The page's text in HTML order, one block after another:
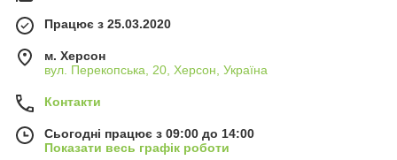
Працює з 25.03.2020
м. Херсон
вул. Перекопська, 20, Херсон, Україна
Контакти
Сьогодні працює з 09:00 до 14:00
Показати весь графік роботи